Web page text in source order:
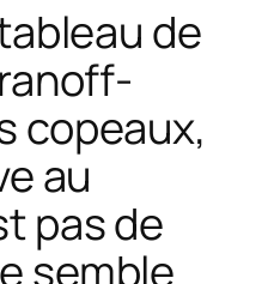
de
copeaux,
au
pas de
semble